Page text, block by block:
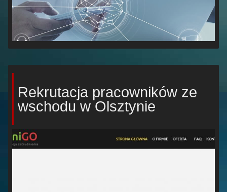
Rekrutacja pracowników ze
wschodu w Olsztynie